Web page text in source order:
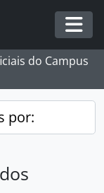
do Campus
por: